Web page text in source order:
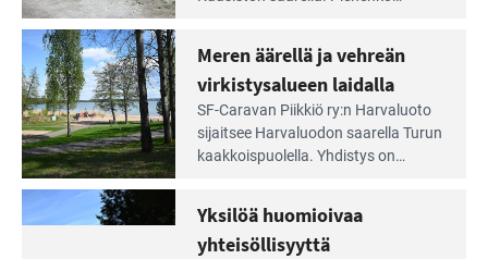
Aivan
Saariston
Rengastien
portilla
Lue
Leirintäoppaan
artikkeli:
Meren
äärellä
ja
Meren äärellä ja vehreän
virkistysalueen laidalla
SF-Caravan Piikkiö ry:n Harvaluoto
sijait­see Harvaluodon saarella Turun
kaakkois­puolella. Yhdistys on
virkistysalueesta.
Yksilöä huomioivaa
yhteisöllisyyttä